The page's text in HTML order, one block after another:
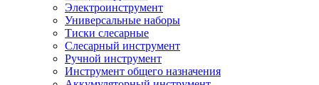
Электроинструмент
Универсальные наборы
Тиски слесарные
Слесарный инструмент
Ручной инструмент
Инструмент общего назначения